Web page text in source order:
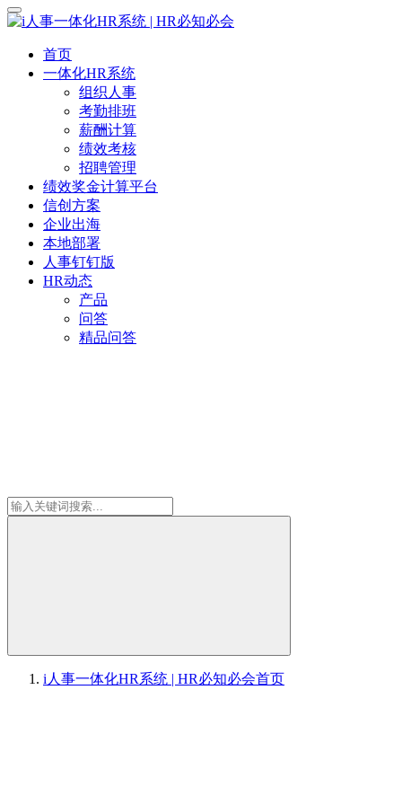
首页
一体化HR系统
组织人事
考勤排班
薪酬计算
绩效考核
招聘管理
绩效奖金计算平台
信创方案
企业出海
本地部署
人事钉钉版
HR动态
产品
问答
精品问答
i人事一体化HR系统 | HR必知必会首页